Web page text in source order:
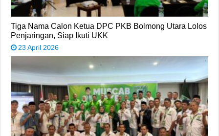
Tiga Nama Calon Ketua DPC PKB Bolmong Utara Lolos
Penjaringan, Siap Ikuti UKK
23 April 2026